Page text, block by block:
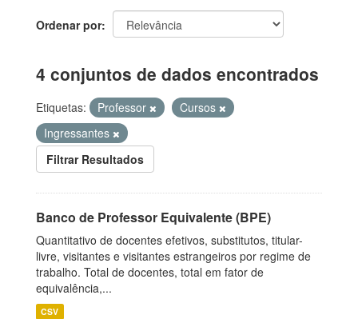
Ordenar por
4 conjuntos de dados encontrados
Etiquetas: Professor
Cursos
Ingressantes
Filtrar Resultados
Banco de Professor Equivalente (BPE)
Quantitativo de docentes efetivos, substitutos, titular-
livre, visitantes e visitantes estrangeiros por regime de
trabalho. Total de docentes, total em fator de
equivalência,...
CSV